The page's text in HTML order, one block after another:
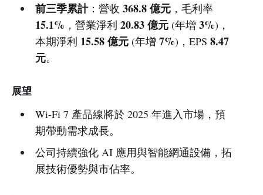
前三季累計：營收 368.8 億元，毛利率
15.1% ，營業淨利 20.83 億元(年增 3%)，
本期淨利 15.58 億元(年增 7%)，EPS 8.47
元。
展望
Wi-Fi 7 產品線將於 2025 年進入市場，預
期帶動需求成長。
公司持續強化 AI 應用與智能網通設備，拓
展技術優勢與市佔率。